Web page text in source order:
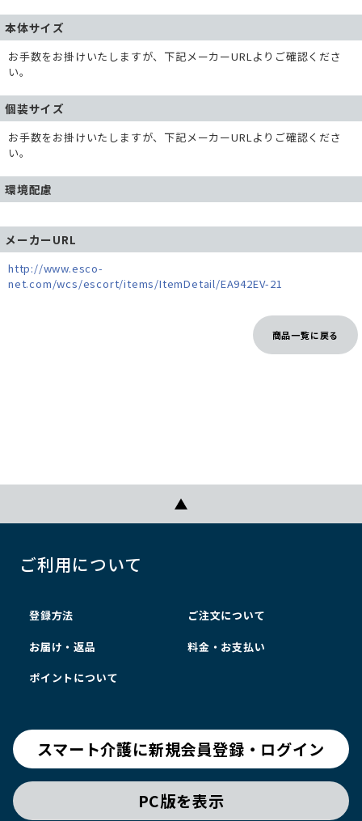
本体サイズ
お手数をお掛けいたしますが、下記メーカーURLよりご確認くださ
い。
個装サイズ
お手数をお掛けいたしますが、下記メーカーURLよりご確認くださ
い。
環境配慮
メーカーURL
http://www.esco-
net.com/wcs/escort/items/ItemDetail/EA942EV-21
商品一覧に戻る
ご利用について
登録方法 ご注文について
お届け・返品 料金・お支払い
ポイントについて
スマート介護に新規会員登録・ログイン
PC版を表示